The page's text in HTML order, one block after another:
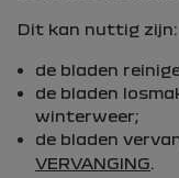
Dit kan nuttig zijn:
de bladen
de bladen
winterweer;
de bladen
VERVANGING